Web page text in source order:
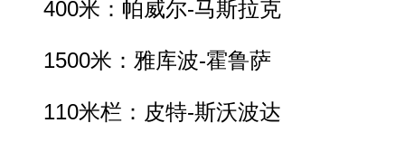
400米：帕威尔-马斯拉克
1500米：雅库波-霍鲁萨
110米栏：皮特-斯沃波达